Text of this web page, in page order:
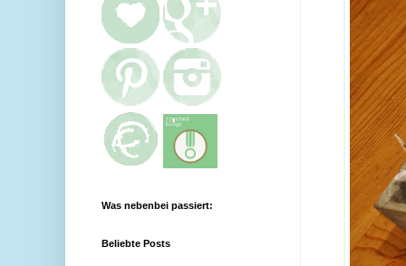
Was nebenbei passiert:
Beliebte Posts